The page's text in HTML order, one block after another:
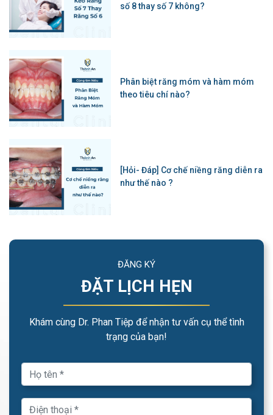
số 8 thay số 7 không?
Phân biệt răng móm và hàm móm
theo tiêu chí nào?
[Hỏi- Đáp] Cơ chế niềng răng diễn ra
như thế nào ?
ĐĂNG KÝ
ĐẶT LỊCH HẸN
Khám cùng Dr. Phan Tiệp để nhận tư vấn cụ thể tình
trạng của bạn!